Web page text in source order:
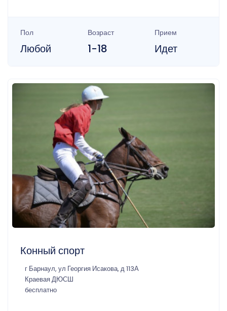
Пол
Любой
Возраст
1-18
Прием
Идет
Конный спорт
г Барнаул, ул Георгия Исакова, д 113А
Краевая ДЮСШ
бесплатно